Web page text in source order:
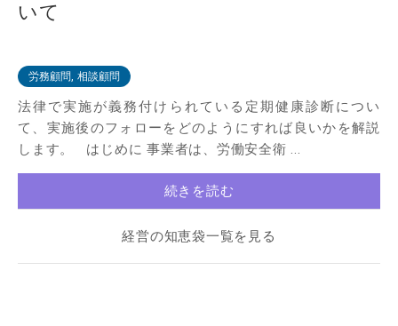
いて
労務顧問, 相談顧問
法律で実施が義務付けられている定期健康診断につい
て、実施後のフォローをどのようにすれば良いかを解説
します。 はじめに 事業者は、労働安全衛 ...
続きを読む
経営の知恵袋一覧を見る